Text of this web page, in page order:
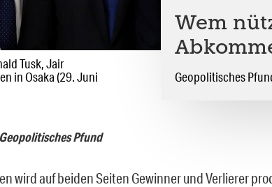
Tusk, Jair
in Osaka (29. Juni
Wem
Geopolitisches
Pfund
wird auf beiden Seiten Gewinner und Verlierer